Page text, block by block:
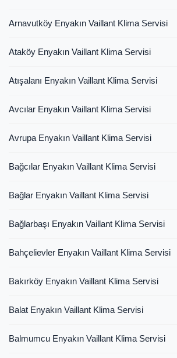
Arnavutköy Enyakın Vaillant Klima Servisi
Ataköy Enyakın Vaillant Klima Servisi
Atışalanı Enyakın Vaillant Klima Servisi
Avcılar Enyakın Vaillant Klima Servisi
Avrupa Enyakın Vaillant Klima Servisi
Bağcılar Enyakın Vaillant Klima Servisi
Bağlar Enyakın Vaillant Klima Servisi
Bağlarbaşı Enyakın Vaillant Klima Servisi
Bahçelievler Enyakın Vaillant Klima Servisi
Bakırköy Enyakın Vaillant Klima Servisi
Balat Enyakın Vaillant Klima Servisi
Balmumcu Enyakın Vaillant Klima Servisi